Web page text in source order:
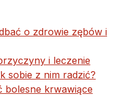
o zdrowie zębów i
i leczenie
sobie z nim radzić?
bolesne krwawiące